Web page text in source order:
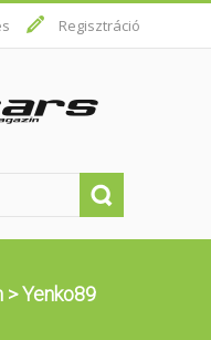
Regisztráció
>Yenko89